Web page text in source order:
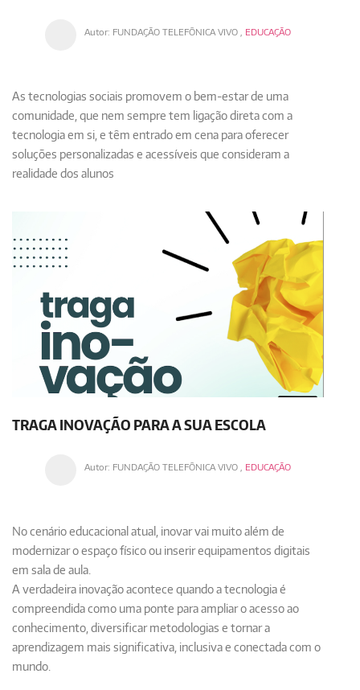
Autor: FUNDAÇÃO TELEFÔNICA VIVO EDUCAÇÃO
As tecnologias sociais promovem o bem-estar de uma
comunidade, que nem sempre tem ligação direta com a
tecnologia em si, e têm entrado em cena para oferecer
soluções personalizadas e acessíveis que consideram a
realidade dos alunos
TRAGA INOVAÇÃO PARA A SUA ESCOLA
Autor: FUNDAÇÃO TELEFÔNICA VIVO EDUCAÇÃO
No cenário educacional atual, inovar vai muito além de
modernizar o espaço físico ou inserir equipamentos digitais
em sala de aula.
A verdadeira inovação acontece quando a tecnologia é
compreendida como uma ponte para ampliar o acesso ao
conhecimento, diversificar metodologias e tornar a
aprendizagem mais significativa, inclusiva e conectada com o
mundo.